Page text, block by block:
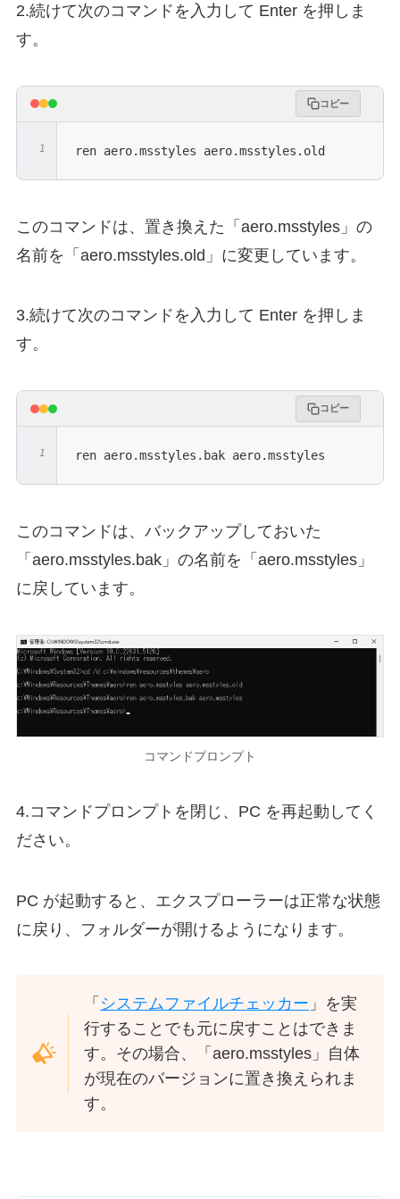
2.続けて次のコマンドを入力して Enter を押しま
す。
コピー
ren aero.msstyles aero.msstyles.old
このコマンドは、置き換えた「aero.msstyles」の
名前を「aero.msstyles.old」に変更しています。
3.続けて次のコマンドを入力して Enter を押しま
す。
コピー
ren aero.msstyles.bak aero.msstyles
このコマンドは、バックアップしておいた
「aero.msstyles.bak」の名前を「aero.msstyles」
に戻しています。
コマンドプロンプト
4.コマンドプロンプトを閉じ、PC を再起動してく
ださい。
PC が起動すると、エクスプローラーは正常な状態
に戻り、フォルダーが開けるようになります。
「 システムファイルチェッカー 」を実
行することでも元に戻すことはできま
す。その場合、「aero.msstyles」自体
が現在のバージョンに置き換えられま
す。